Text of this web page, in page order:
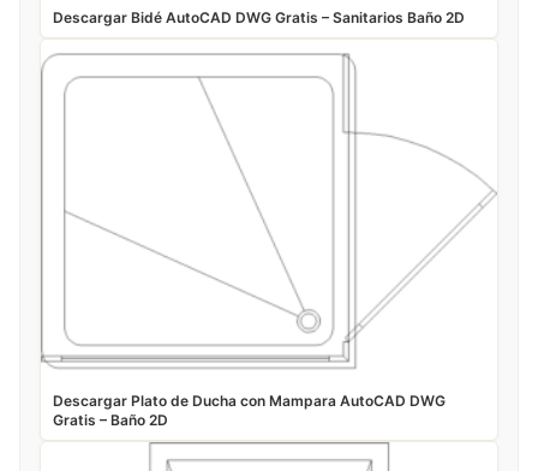
Descargar Bidé AutoCAD DWG Gratis – Sanitarios Baño 2D
Descargar Plato de Ducha con Mampara AutoCAD DWG
Gratis – Baño 2D